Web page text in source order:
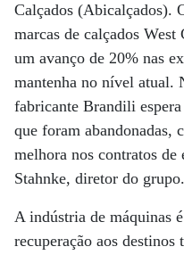
Calçados (Abicalçados).
marcas de calçados
um avanço de 20% nas
mantenha no nível atual.
fabricante Brandili
que foram abandonadas,
melhora nos contratos de
Stahnke, diretor do grupo.
A indústria de máquinas
recuperação aos